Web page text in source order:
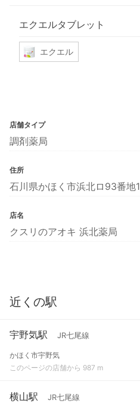
エクエルタブレット
エクエル
店舗タイプ
調剤薬局
住所
石川県かほく市浜北ロ93番地1
店名
クスリのアオキ 浜北薬局
近くの駅
宇野気駅 JR七尾線
かほく市宇野気
このページの店舗から 987 m
横山駅 JR七尾線